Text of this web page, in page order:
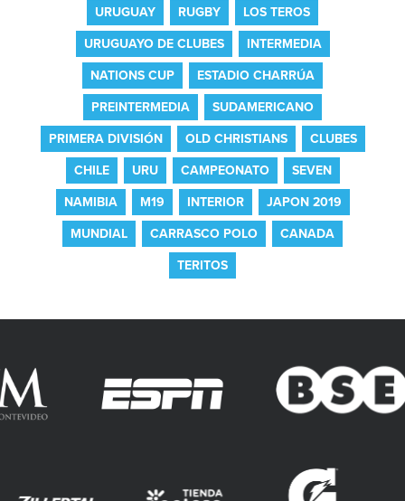
URUGUAY RUGBY LOS TEROS
URUGUAYO DE CLUBES INTERMEDIA
NATIONS CUP ESTADIO CHARRÚA
PREINTERMEDIA SUDAMERICANO
PRIMERA DIVISIÓN OLD CHRISTIANS CLUBES
CHILE URU CAMPEONATO SEVEN
NAMIBIA M19 INTERIOR JAPON 2019
MUNDIAL CARRASCO POLO CANADA
TERITOS